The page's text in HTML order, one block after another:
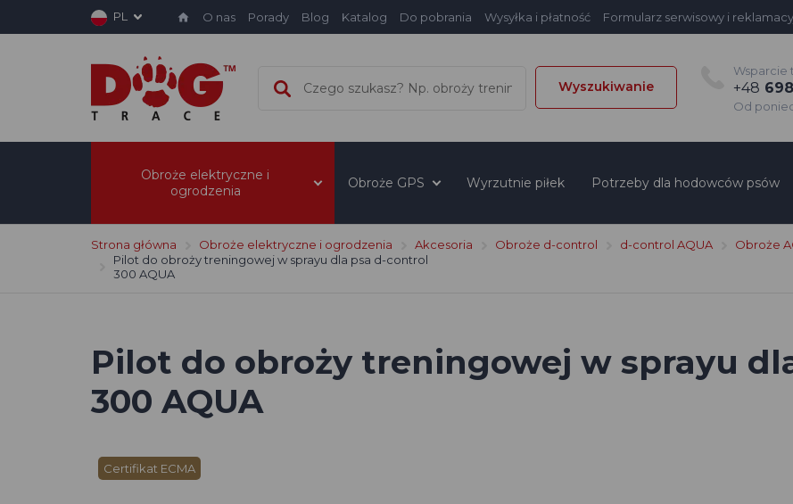
PL O nas Porady Blog Katalog Do pobrania Wysyłka i płatność Formularz serwisowy i
Wyszukiwanie
Wsparcie
+48
Od
Obroże elektryczne i
ogrodzenia
Obroże GPS Wyrzutnie piłek Potrzeby dla hodowców psów
Strona główna Obroże elektryczne i ogrodzenia Akcesoria Obroże d-control d-control AQUA
Obroże
Pilot do obroży treningowej w sprayu dla psa d-control
300 AQUA
Pilot do obroży treningowej w sprayu
300 AQUA
Certifikat ECMA